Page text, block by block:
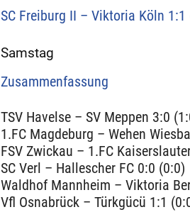
SC Freiburg II – Viktoria Köln 1:1
Samstag
Zusammenfassung
TSV Havelse – SV Meppen 3:0
1.FC Magdeburg – Wehen
FSV Zwickau – 1.FC
SC Verl – Hallescher FC 0:0 (0:0)
Waldhof Mannheim – Viktoria
Vfl Osnabrück – Türkgücü 1:1